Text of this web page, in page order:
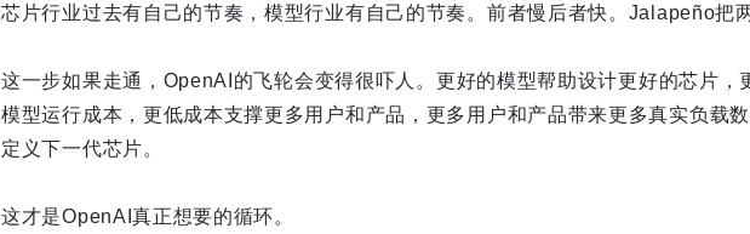
芯片行业过去有自己的节奏，模型行业有自己的节奏。前者慢后者快。Jalapeño把
这一步如果走通，OpenAI的飞轮会变得很吓人。更好的模型帮助设计更好的芯片，
模型运行成本，更低成本支撑更多用户和产品，更多用户和产品带来更多真实负载
定义下一代芯片。
这才是OpenAI真正想要的循环。